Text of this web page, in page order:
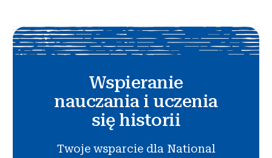
Wspieranie
nauczania i uczenia
się historii
Twoje wsparcie dla National